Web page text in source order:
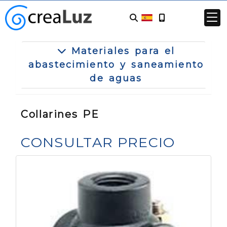
Materiales para el
abastecimiento y saneamiento
de aguas
Collarines PE
CONSULTAR PRECIO